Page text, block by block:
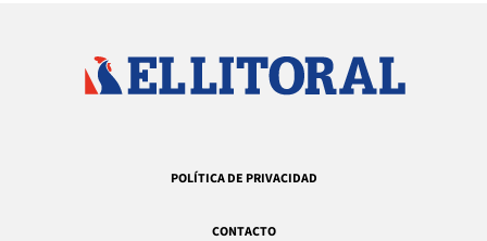
POLÍTICA DE PRIVACIDAD
CONTACTO